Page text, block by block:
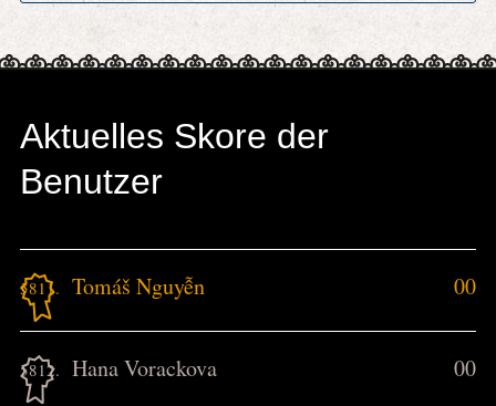
Aktuelles Skore der
Benutzer
5811. Tomáš Nguyễn 00
5812. Hana Vorackova 00